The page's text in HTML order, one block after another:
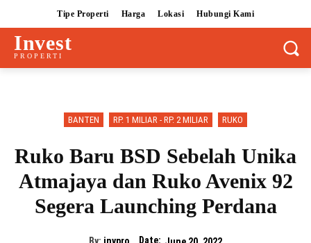
Tipe Properti Harga Lokasi Hubungi Kami
Invest
PROPERTI
BANTEN RP. 1 MILIAR - RP. 2 MILIAR RUKO
Ruko Baru BSD Sebelah Unika
Atmajaya dan Ruko Avenix 92
Segera Launching Perdana
Date: